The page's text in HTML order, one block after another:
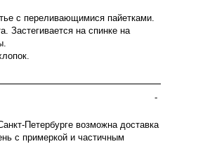
с переливающимися пайетками.
Застегивается на спинке на
-
Петербурге возможна доставка
с примеркой и частичным